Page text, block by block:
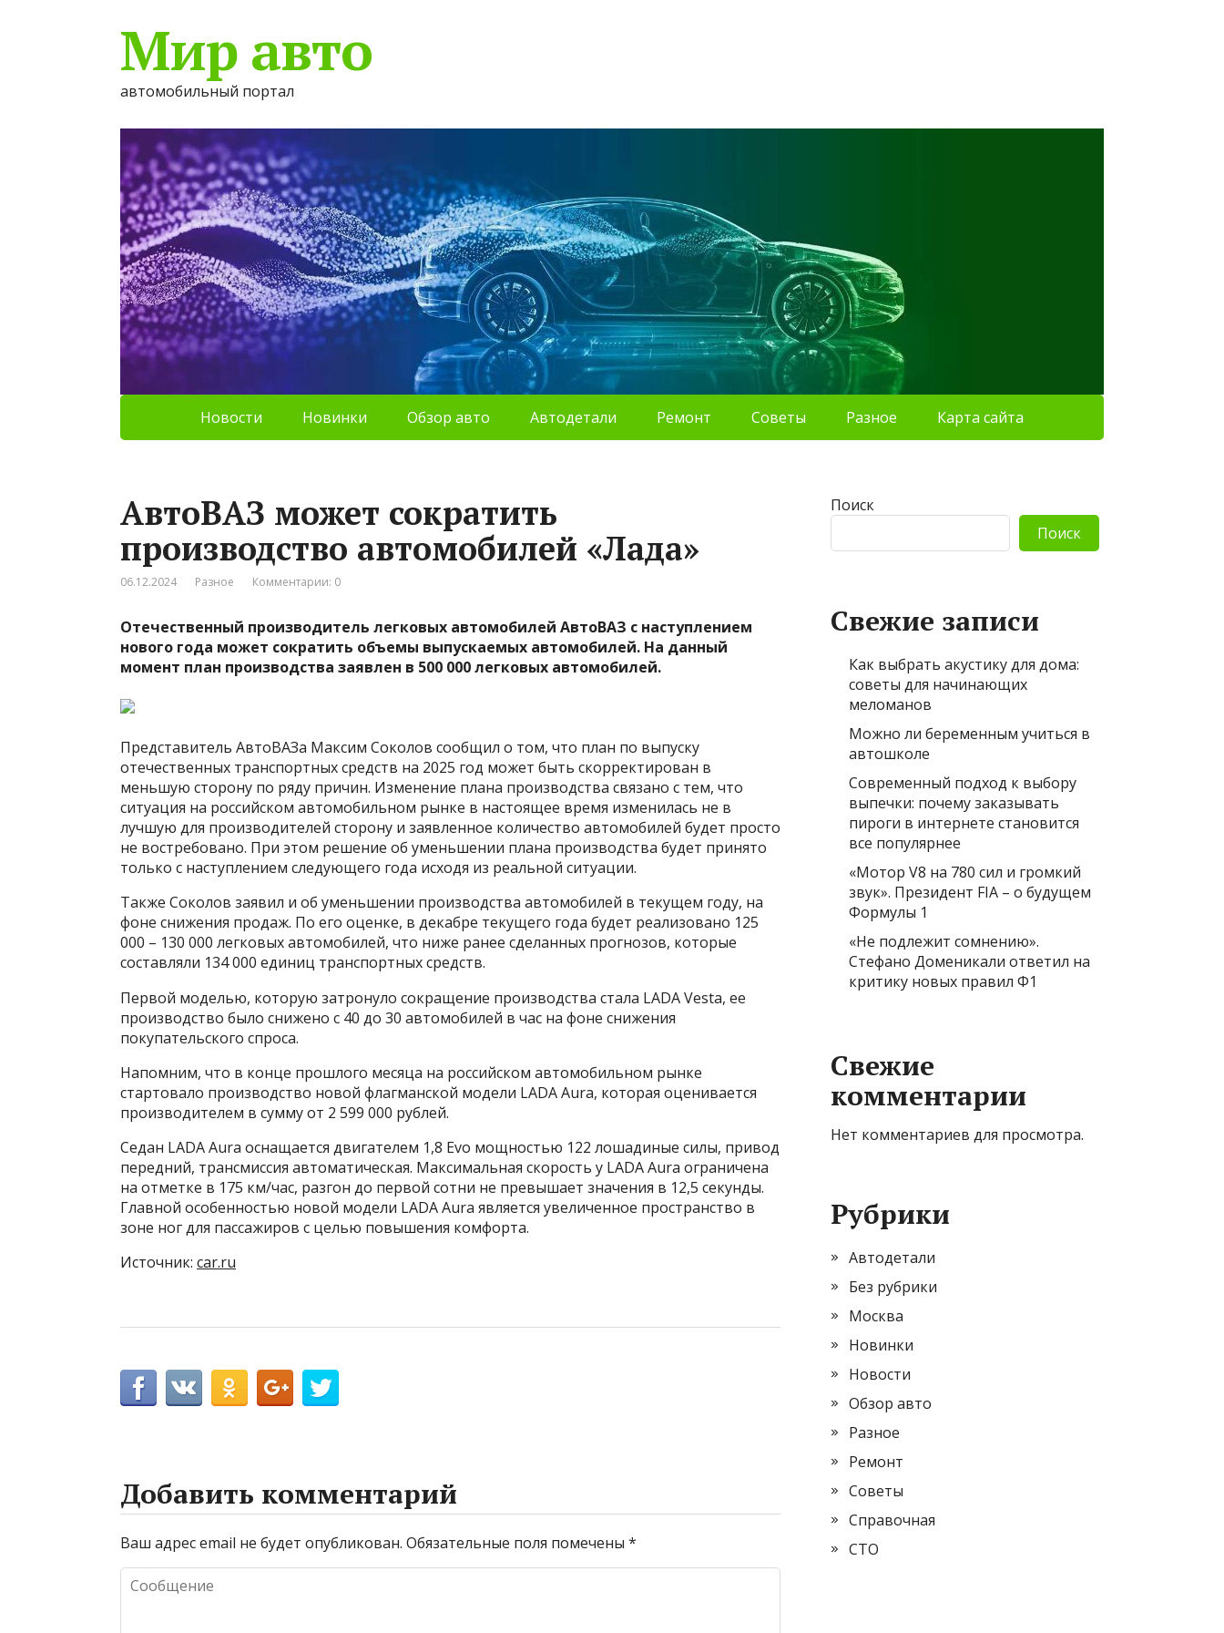
Мир авто
автомобильный портал
Новости Новинки Обзор авто Автодетали Ремонт Советы Разное Карта сайта
АвтоВАЗ может сократить
производство автомобилей «Лада»
06.12.2024 Разное Комментарии: 0
Отечественный производитель легковых автомобилей АвтоВАЗ с наступлением
нового года может сократить объемы выпускаемых автомобилей. На данный
момент план производства заявлен в 500 000 легковых автомобилей.
Представитель АвтоВАЗа Максим Соколов сообщил о том, что план по выпуску
отечественных транспортных средств на 2025 год может быть скорректирован в
меньшую сторону по ряду причин. Изменение плана производства связано с тем, что
ситуация на российском автомобильном рынке в настоящее время изменилась не в
лучшую для производителей сторону и заявленное количество автомобилей будет просто
не востребовано. При этом решение об уменьшении плана производства будет принято
только с наступлением следующего года исходя из реальной ситуации.
Также Соколов заявил и об уменьшении производства автомобилей в текущем году, на
фоне снижения продаж. По его оценке, в декабре текущего года будет реализовано 125
000 – 130 000 легковых автомобилей, что ниже ранее сделанных прогнозов, которые
составляли 134 000 единиц транспортных средств.
Первой моделью, которую затронуло сокращение производства стала LADA Vesta, ее
производство было снижено с 40 до 30 автомобилей в час на фоне снижения
покупательского спроса.
Напомним, что в конце прошлого месяца на российском автомобильном рынке
стартовало производство новой флагманской модели LADA Aura, которая оценивается
производителем в сумму от 2 599 000 рублей.
Седан LADA Aura оснащается двигателем 1,8 Evo мощностью 122 лошадиные силы, привод
передний, трансмиссия автоматическая. Максимальная скорость у LADA Aura ограничена
на отметке в 175 км/час, разгон до первой сотни не превышает значения в 12,5 секунды.
Главной особенностью новой модели LADA Aura является увеличенное пространство в
зоне ног для пассажиров с целью повышения комфорта.
Источник: car.ru
Добавить комментарий
Ваш адрес email не будет опубликован. Обязательные поля помечены *
Поиск
Поиск
Свежие записи
Как выбрать акустику для дома:
советы для начинающих
меломанов
Можно ли беременным учиться в
автошколе
Современный подход к выбору
выпечки: почему заказывать
пироги в интернете становится
все популярнее
«Мотор V8 на 780 сил и громкий
звук». Президент FIA – о будущем
Формулы 1
«Не подлежит сомнению».
Стефано Доменикали ответил на
критику новых правил Ф1
Свежие
комментарии
Нет комментариев для просмотра.
Рубрики
Автодетали
Без рубрики
Москва
Новинки
Новости
Обзор авто
Разное
Ремонт
Советы
Справочная
СТО